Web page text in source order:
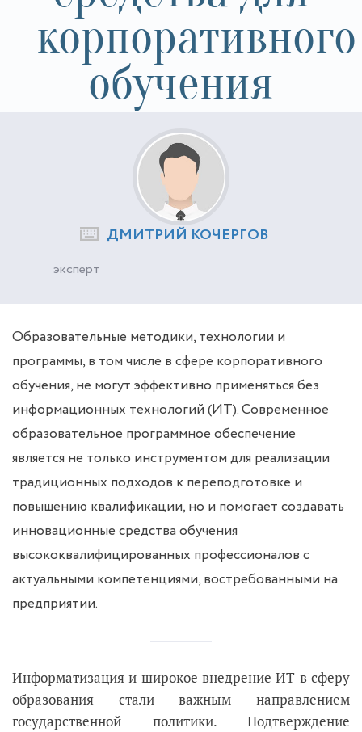
корпоративного
обучения
ДМИТРИЙ КОЧЕРГОВ
эксперт
Образовательные методики, технологии и
программы, в том числе в сфере корпоративного
обучения, не могут эффективно применяться без
информационных технологий (ИТ). Современное
образовательное программное обеспечение
является не только инструментом для реализации
традиционных подходов к переподготовке и
повышению квалификации, но и помогает создавать
инновационные средства обучения
высококвалифицированных профессионалов с
актуальными компетенциями, востребованными на
предприятии.
Информатизация и широкое внедрение ИТ в сферу
образования стали важным направлением
государственной политики. Подтверждение